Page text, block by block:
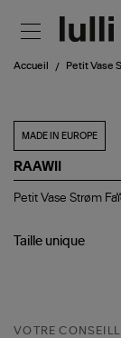
Accueil Petit Vase
MADE IN EUROPE
RAAWII
Petit
Faïence
Petit Vase Strøm
Taille unique
VOTRE